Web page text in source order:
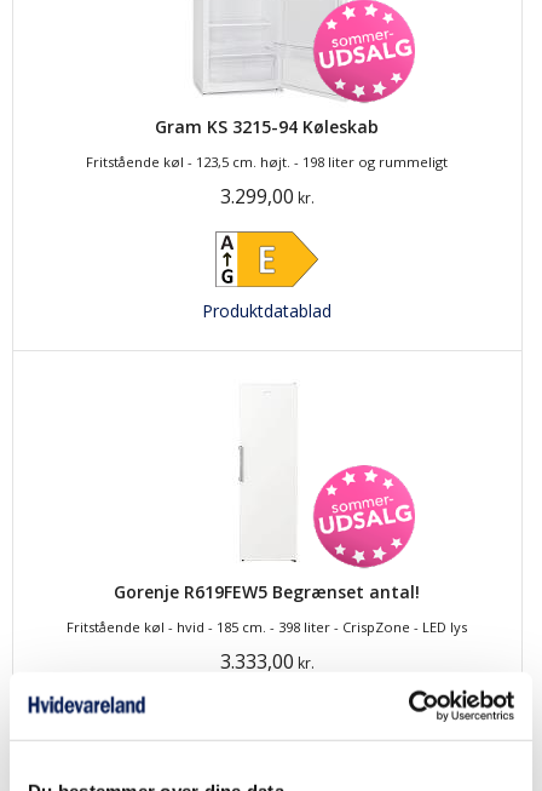
Gram KS 3215-94 Køleskab
Fritstående køl - 123,5 cm. højt. - 198 liter og rummeligt
3.299,00 kr.
Produktdatablad
Gorenje R619FEW5 Begrænset antal!
Fritstående køl - hvid - 185 cm. - 398 liter - CrispZone - LED lys
3.333,00 kr.